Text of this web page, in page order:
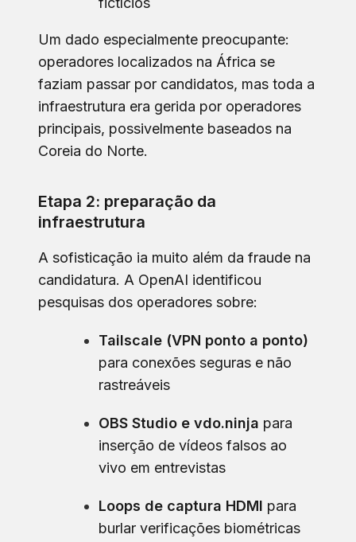
Um dado especialmente preocupante:
operadores localizados na África se
faziam passar por candidatos, mas toda a
infraestrutura era gerida por operadores
principais, possivelmente baseados na
Coreia do Norte.
Etapa 2: preparação da
infraestrutura
A sofisticação ia muito além da fraude na
candidatura. A OpenAI identificou
pesquisas dos operadores sobre:
Tailscale (VPN ponto a ponto)
para conexões seguras e não
rastreáveis
OBS Studio e vdo.ninja para
inserção de vídeos falsos ao
vivo em entrevistas
Loops de captura HDMI para
burlar verificações biométricas